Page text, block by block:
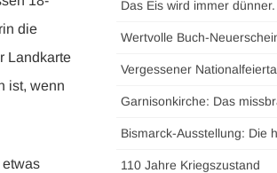
die
Landkarte
ist, wenn
Das Eis wird immer dünner.
Wertvolle Buch-
Vergessener
Garnisonkirche: Das
Bismarck-Ausstellung: Die
110 Jahre Kriegszustand